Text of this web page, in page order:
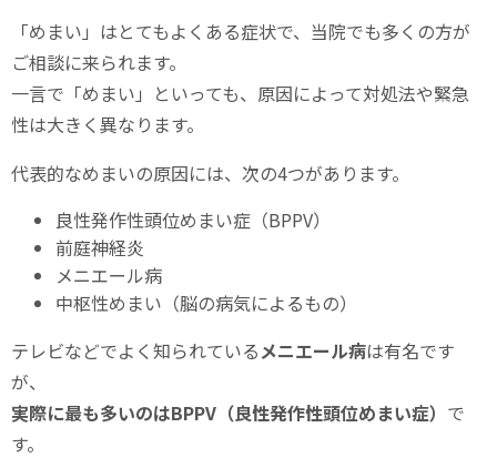
「めまい」はとてもよくある症状で、当院でも多くの方が
ご相談に来られます。
一言で「めまい」といっても、原因によって対処法や緊急
性は大きく異なります。
代表的なめまいの原因には、次の4つがあります。
良性発作性頭位めまい症（BPPV）
前庭神経炎
メニエール病
中枢性めまい（脳の病気によるもの）
テレビなどでよく知られているメニエール病は有名です
が、
実際に最も多いのはBPPV（良性発作性頭位めまい症） で
す。